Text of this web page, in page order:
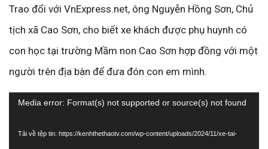
Trao đổi với VnExpress.net, ông Nguyễn Hồng Sơn, Chủ
tịch xã Cao Sơn, cho biết xe khách được phụ huynh có
con học tại trường Mầm non Cao Sơn hợp đồng với một
người trên địa bàn để đưa đón con em mình.
Trình
Media error: Format(s) not supported or source(s) not found
Tải về tệp tin: https://kenhthethaotv.com/wp-content/uploads/2024/11/xe-tai-